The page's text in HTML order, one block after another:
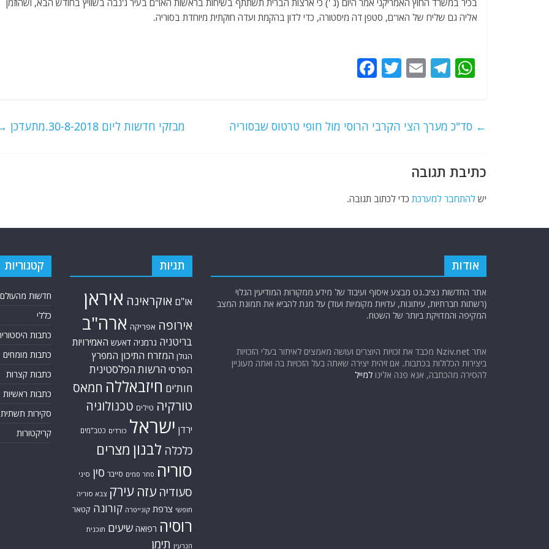
בכיר במשרד החוץ האמריקני אמר היום (ג ') כי ארצות הברית תשתתף בשיחות בראשות האו"ם בעיר ג'נבה בשוויץ בחודש הבא, ושהוזמן
אליה גם שליח של האו"ם, סטפן דה מיסטורה, כדי לדון בהקמת ועדה חוקתית מיוחדת בסוריה.
W
s
p
p
T
g
m
E
l
T
er
e
k
← סד"כ מערך הצי הקרבי הרוסי מול חופי טרטוס שבסוריה מבזקי חדשות ליום 30-8-2018.מתעדכן
כתיבת תגובה
יש להתחבר למערכת כדי לכתוב תגובה.
אודות
אתר החדשות נציב.נט מבצע איסוף ועיבוד של מידע ממקורות המודיעין הגלוי
(רשתות חברתיות, עיתונות, עדויות מקומיות ועוד) על מנת להביא את תמונת המצב
המקיפה והמדויקת ביותר של השטח.
אתר Nziv.net מכבד את זכויות היוצרים ועושה מאמצים לאיתור בעלי הזכויות
ביצירות הכלולות בכתבות. אם זיהית יצירה שאתה בעל הזכויות בה ואתה מעוניין
להסירה מהכתבה, אנא פנה אלינו למייל
תגיות
או"ם אוקראינה איראן
אירופה אפריקה ארה"ב
בריטניה גרמניה דאעש האמירויות
הגולן המזרח התיכון המפרץ
הפרסי הרשות הפלסטינית
חות'ים חיזבאללה חמאס
טורקיה טילים טכנולוגיה
ירדן ישראל כורדים כטב"מים
כלכלה לבנון מצרים
סוריה סחר סמים סייבר סין סיני
סעודיה עזה עירק צבא סוריה
חופשי צרפת קונייטרה קורונה קטאר
רוסיה רפואה שיעים תוכנית
הגרעין תימן
קטגוריות
חדשות מהעולם
כללי
כתבות
כתבות מומחים
כתבות קצרות
כתבות ראשיות
סקירות תשתית
קריקטורות